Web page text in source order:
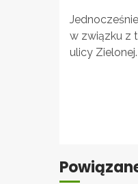
w związku z
ulicy